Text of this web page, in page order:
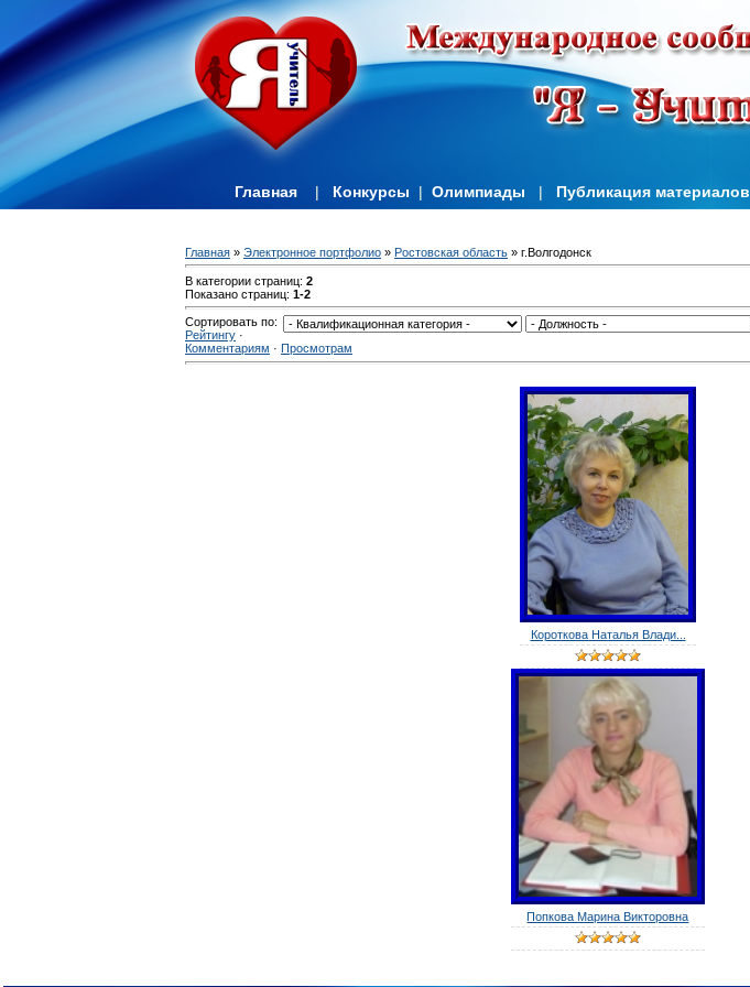
Главная | Конкурсы | Олимпиады | Публикация материалов
Главная » Электронное портфолио » Ростовская область » г.Волгодонск
В категории страниц: 2
Показано страниц: 1-2
Сортировать по:
Рейтингу ·
Комментариям · Просмотрам
Короткова Наталья Влади...
Попкова Марина Викторовна